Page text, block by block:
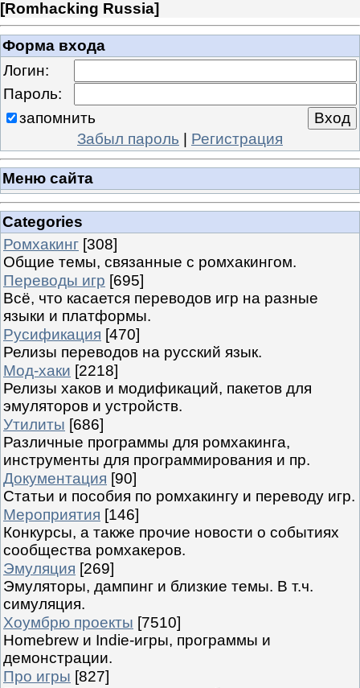
[Romhacking Russia]
Форма входа
Логин:
Пароль:
запомнить
Забыл пароль | Регистрация
Меню сайта
Categories
Ромхакинг [308]
Общие темы, связанные с ромхакингом.
Переводы игр [695]
Всё, что касается переводов игр на разные
языки и платформы.
Русификация [470]
Релизы переводов на русский язык.
Мод-хаки [2218]
Релизы хаков и модификаций, пакетов для
эмуляторов и устройств.
Утилиты [686]
Различные программы для ромхакинга,
инструменты для программирования и пр.
Документация [90]
Статьи и пособия по ромхакингу и переводу игр.
Мероприятия [146]
Конкурсы, а также прочие новости о событиях
сообщества ромхакеров.
Эмуляция [269]
Эмуляторы, дампинг и близкие темы. В т.ч.
симуляция.
Хоумбрю проекты [7510]
Homebrew и Indie-игры, программы и
демонстрации.
Про игры [827]